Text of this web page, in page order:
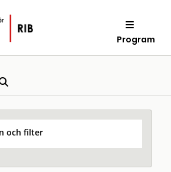
Program
och filter